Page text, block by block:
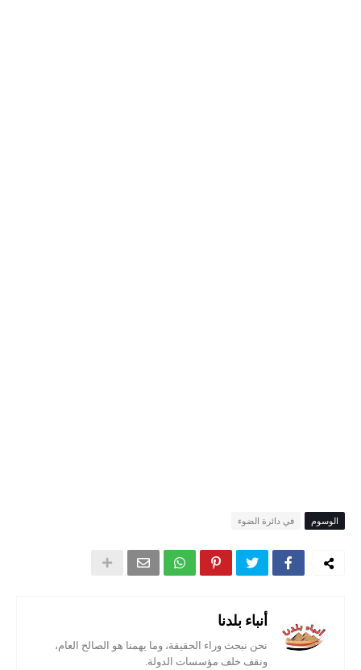
الوسوم في دائرة الضوء
أنباء بلدنا
نحن نبحث وراء الحقيقة، وما يهمنا هو الصالح العام،
ونقف خلف مؤسسات الدولة.